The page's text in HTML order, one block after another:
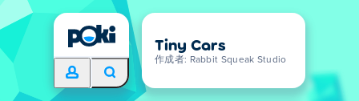
Tiny Cars
作成者: Rabbit Squeak Studio